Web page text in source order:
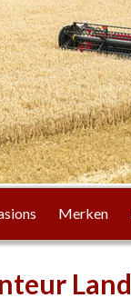
Merken